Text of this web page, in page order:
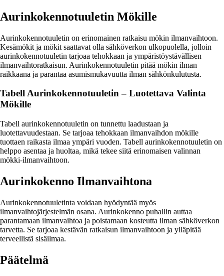
Aurinkokennotuuletin Mökille
Aurinkokennotuuletin on erinomainen ratkaisu mökin ilmanvaihtoon.
Kesämökit ja mökit saattavat olla sähköverkon ulkopuolella, jolloin
aurinkokennotuuletin tarjoaa tehokkaan ja ympäristöystävällisen
ilmanvaihtoratkaisun. Aurinkokennotuuletin pitää mökin ilman
raikkaana ja parantaa asumismukavuutta ilman sähkönkulutusta.
Tabell Aurinkokennotuuletin – Luotettava Valinta
Mökille
Tabell aurinkokennotuuletin on tunnettu laadustaan ja
luotettavuudestaan. Se tarjoaa tehokkaan ilmanvaihdon mökille
tuottaen raikasta ilmaa ympäri vuoden. Tabell aurinkokennotuuletin on
helppo asentaa ja huoltaa, mikä tekee siitä erinomaisen valinnan
mökki-ilmanvaihtoon.
Aurinkokenno Ilmanvaihtona
Aurinkokennotuuletinta voidaan hyödyntää myös
ilmanvaihtojärjestelmän osana. Aurinkokenno puhallin auttaa
parantamaan ilmanvaihtoa ja poistamaan kosteutta ilman sähköverkon
tarvetta. Se tarjoaa kestävän ratkaisun ilmanvaihtoon ja ylläpitää
terveellistä sisäilmaa.
Päätelmä